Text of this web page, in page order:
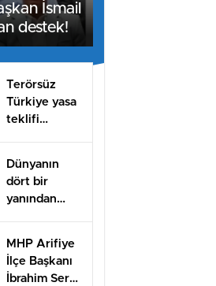
İsmail
destek!
Terörsüz
Türkiye yasa
teklifi
Dünyanın
dört bir
yanından
dev fuar için
geri sayım
MHP Arifiye
İlçe Başkanı
İbrahim Sert